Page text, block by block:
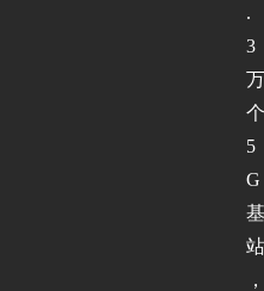
.
3
万
个
5
G
基
站
，